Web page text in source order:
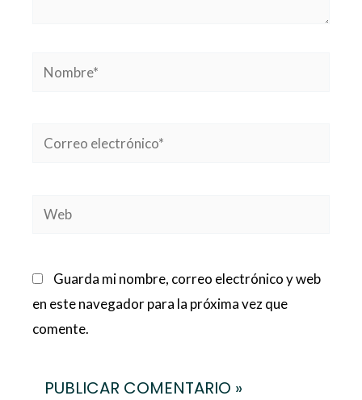
Nombre*
Correo
Web
Guarda mi nombre, correo electrónico y web
en este navegador para la próxima vez que
comente.